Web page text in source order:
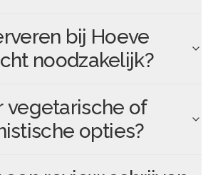
bij Hoeve
noodzakelijk?
vegetarische of
opties?